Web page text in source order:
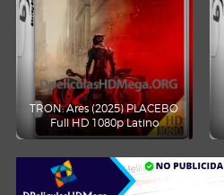
TRON: Ares (2025) PLACEBO
Full HD 1080p Latino